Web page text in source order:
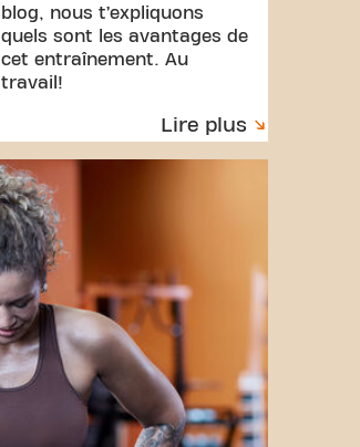
blog, nous t’expliquons
quels sont les avantages de
cet entraînement. Au
travail!
Lire plus